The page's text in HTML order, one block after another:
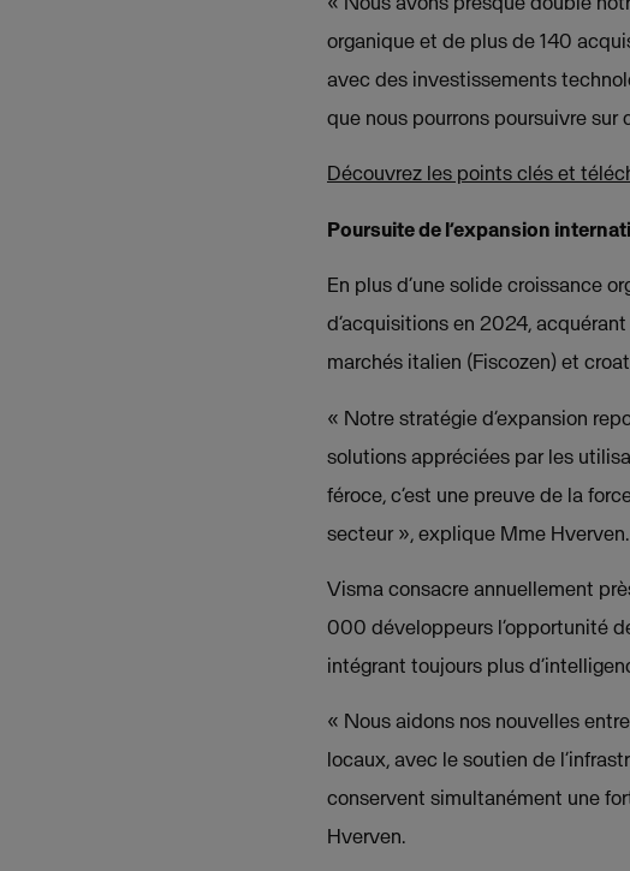
organique et de plus de 140
avec des investissements
que nous pourrons poursuivre
Découvrez les points clés et
Poursuite de l’expansion
En plus d’une solide croissance
d’acquisitions en 2024,
marchés italien (Fiscozen) et
« Notre stratégie d’expansion
solutions appréciées par les
féroce, c’est une preuve de la
secteur », explique Mme Hverven.
Visma consacre annuellement
000 développeurs l’opportunité
intégrant toujours plus
« Nous aidons nos nouvelles
locaux, avec le soutien de
conservent simultanément une
Hverven.